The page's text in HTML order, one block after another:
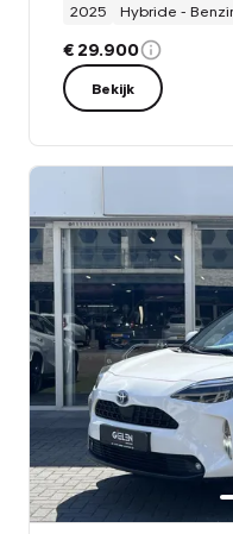
2025
Hybride -
€ 29.900
Bekijk